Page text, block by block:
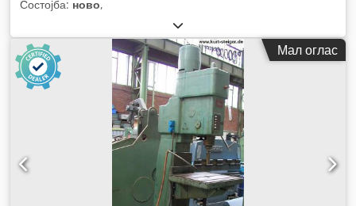
Состојба: ново,
Мал оглас